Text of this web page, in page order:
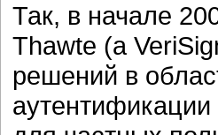
Так, в начале
Thawte (a
решений в